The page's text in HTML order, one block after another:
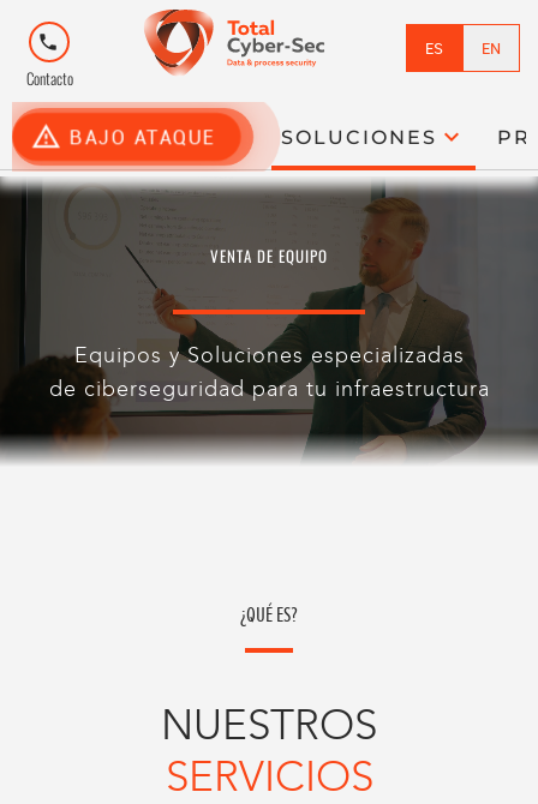
phone
Contacto
ES EN
report_problem BAJO ATAQUE SOLUCIONES expand_more
VENTA DE EQUIPO
Equipos y Soluciones especializadas
de ciberseguridad para tu infraestructura
¿QUÉ ES?
NUESTROS
SERVICIOS